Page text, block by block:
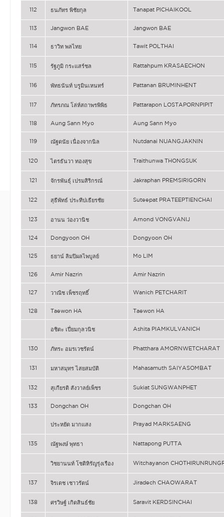
112 ธนภัทร พิชัยกุล Tanapat PICHAIKOOL
113 Jangwon BAE Jangwon BAE
114 ธาวิท พลไทย Tawit POLTHAI
115 รัฐภูมิ กระแสร์ชล Rattahpum KRASAECHON
116 พัทธนันท์ บรูมินเหนทร์ Pattanan BRUMINHENT
117 ภัทรภณ โล่ห์สถาพรพิพิธ Pattarapon LOSTAPORNPIPIT
118 Aung Sann Myo Aung Sann Myo
119 ณัฐดนัย เนื่องจากนิล Nutdanai NUANGJAKNIN
120 ไตรธันวา ทองสุข Traithunwa THONGSUK
121 จักรพันธุ์ เปรมสิริกรณ์ Jakraphan PREMSIRIGORN
122 สุธีพัทธ์ ประทีปเธียรชัย Suteepat PRATEEPTIENCHAI
123 อานน ว่องวานิช Arnond VONGVANIJ
124 Dongyoon OH Dongyoon OH
125 ธยาน์ ลิมปิผลไพบูลย์ Mo LIM
126 Amir Nazrin Amir Nazrin
127 วาณิช เพ็ชรฤทธิ์ Wanich PETCHARIT
128 Taewon HA Taewon HA
อชิตะ เปี่ยมกุลวนิช Ashita PIAMKULVANICH
130 ภัทระ อมรเวชรัตน์ Phatthara AMORNWETCHARAT
131 มหาสมุทร ไสยสมบัติ Mahasamuth SAIYASOMBAT
132 สุเกียรติ สังวาลย์เพ็ชร Sukiat SUNGWANPHET
133 Dongchan OH Dongchan OH
ประหยัด มากแสง Prayad MARKSAENG
135 ณัฐพงษ์ พุทธา Nattapong PUTTA
วิชยานนท์ โชติหิรัญรุ่งเรือง Witchayanon
137 จิรเดช เชาวรัตน์ Jiradech CHAOWARAT
138 ศรวิษฐ์ เกิดสินธ์ชัย Saravit KERDSINCHAI